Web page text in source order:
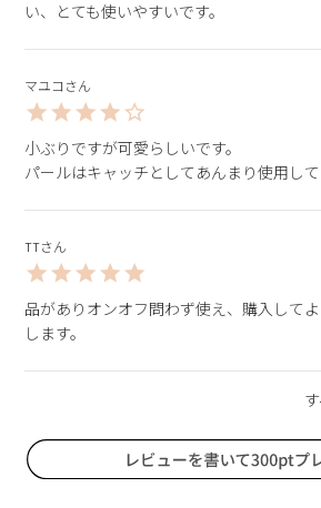
い、とても使いやすいです。
マユコ
小ぶりですが可愛らしいです。
パールはキャッチとしてあんまり使用して
TT
品がありオンオフ問わず使え、購入して
します。